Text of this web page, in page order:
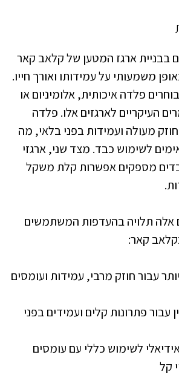
בבניית ארגז המטען של קלאב קאר
משמעותי על עמידותו ואורך חייו.
פלדה איכותית, אלומיניום או
העיקריים לארגזים אלו. פלדה
חוזק מעולה ועמידות בפני בלאי, מה
לשימוש כבד. מצד שני, ארגזי
מספקים אפשרות קלת משקל
אלה תלויה בהעדפות המשתמשים
קאר:
עבור חוזק מרבי, עמידות ועומסים
עבור פתרונות קלים ועמידים בפני
לשימוש כללי עם עומסים
קל